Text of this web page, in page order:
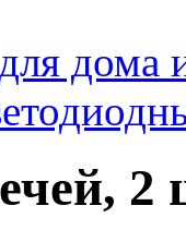
дома
2